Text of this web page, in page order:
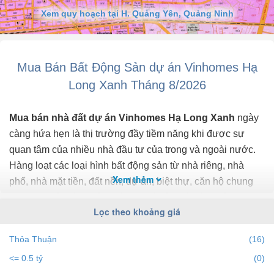
Xem quy hoạch tại H. Quảng Yên, Quảng Ninh
Mua Bán Bất Động Sản dự án Vinhomes Hạ
Long Xanh Tháng 8/2026
Mua bán nhà đất dự án Vinhomes Hạ Long Xanh ngày
càng hứa hẹn là thị trường đầy tiềm năng khi được sự
quan tâm của nhiều nhà đầu tư của trong và ngoài nước.
Hàng loạt các loại hình bất động sản từ nhà riêng, nhà
phố, nhà mặt tiền, đất nền, dự án, biệt thự, căn hộ chung
Vinhomes Hạ Long Xanh .
Để cập nhật những
Vinhomes Hạ Long Xanh
Xem thêm
Lọc theo khoảng giá
Thỏa Thuận
(16)
<= 0.5 tỷ
(0)